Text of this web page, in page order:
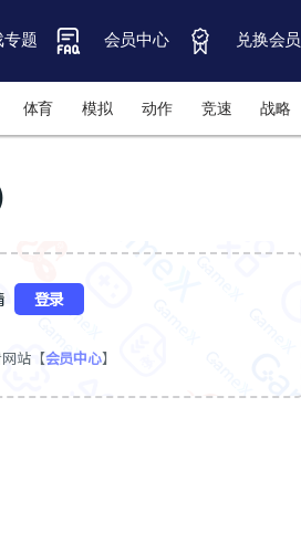
专题 会员中心 兑换会员
体育 模拟 动作 竞速 战略
登录
站【会员中心】